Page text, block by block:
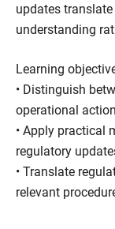
updates
understanding
Learning
• Distinguish
operational
• Apply practical
regulatory
• Translate
relevant